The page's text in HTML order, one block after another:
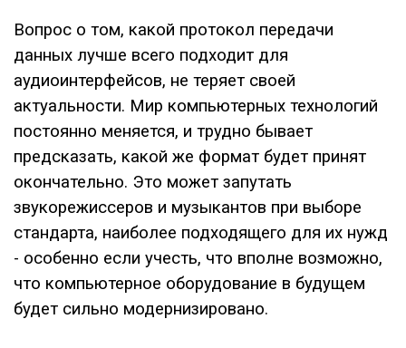
Вопрос о том, какой протокол передачи
данных лучше всего подходит для
аудиоинтерфейсов, не теряет своей
актуальности. Мир компьютерных технологий
постоянно меняется, и трудно бывает
предсказать, какой же формат будет принят
окончательно. Это может запутать
звукорежиссеров и музыкантов при выборе
стандарта, наиболее подходящего для их нужд
- особенно если учесть, что вполне возможно,
что компьютерное оборудование в будущем
будет сильно модернизировано.